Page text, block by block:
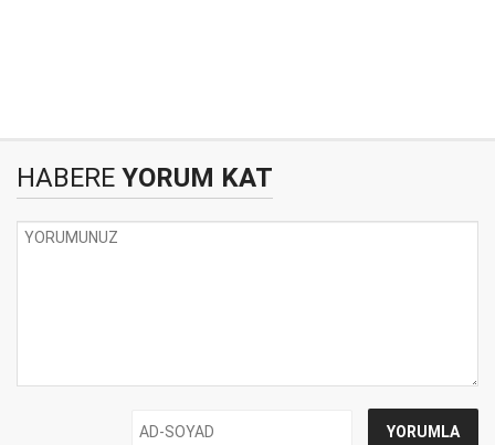
HABERE YORUM KAT